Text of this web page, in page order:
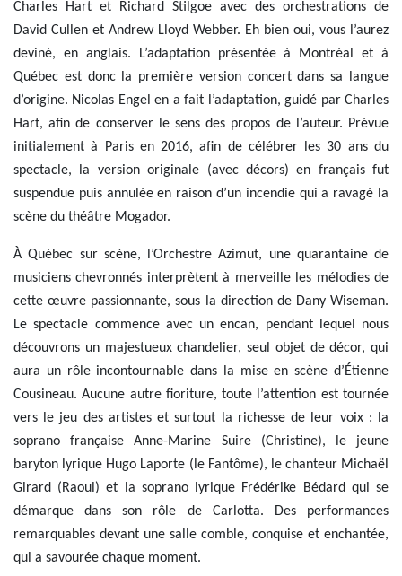
Charles Hart et Richard Stilgoe avec des orchestrations de
David Cullen et Andrew Lloyd Webber. Eh bien oui, vous l’aurez
deviné, en anglais. L’adaptation présentée à Montréal et à
Québec est donc la première version concert dans sa langue
d’origine. Nicolas Engel en a fait l’adaptation, guidé par Charles
Hart, afin de conserver le sens des propos de l’auteur. Prévue
initialement à Paris en 2016, afin de célébrer les 30 ans du
spectacle, la version originale (avec décors) en français fut
suspendue puis annulée en raison d’un incendie qui a ravagé la
scène du théâtre Mogador.
À Québec sur scène, l’Orchestre Azimut, une quarantaine de
musiciens chevronnés interprètent à merveille les mélodies de
cette œuvre passionnante, sous la direction de Dany Wiseman.
Le spectacle commence avec un encan, pendant lequel nous
découvrons un majestueux chandelier, seul objet de décor, qui
aura un rôle incontournable dans la mise en scène d’Étienne
Cousineau. Aucune autre fioriture, toute l’attention est tournée
vers le jeu des artistes et surtout la richesse de leur voix : la
soprano française Anne-Marine Suire (Christine), le jeune
baryton lyrique Hugo Laporte (le Fantôme), le chanteur Michaël
Girard (Raoul) et la soprano lyrique Frédérike Bédard qui se
démarque dans son rôle de Carlotta. Des performances
remarquables devant une salle comble, conquise et enchantée,
qui a savourée chaque moment.